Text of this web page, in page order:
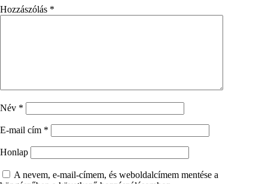
Hozzászólás *
Név *
E-mail cím *
Honlap
A nevem, e-mail-címem, és weboldalcímem mentése a